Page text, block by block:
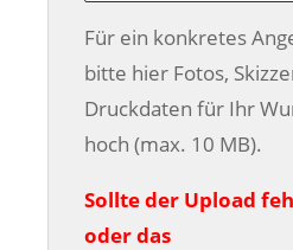
Für ein konkretes
bitte hier Fotos,
Druckdaten für Ihr
hoch (max. 10 MB).
Sollte der Upload
oder das